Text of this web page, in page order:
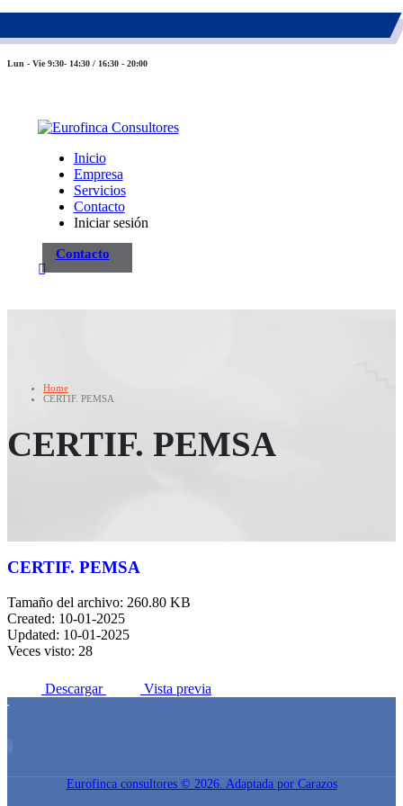
Lun - Vie 9:30- 14:30 / 16:30 - 20:00
Inicio
Empresa
Servicios
Contacto
Iniciar sesión
Contacto
Home
CERTIF. PEMSA
CERTIF. PEMSA
CERTIF. PEMSA
Tamaño del archivo: 260.80 KB
Created: 10-01-2025
Updated: 10-01-2025
Veces visto: 28
Descargar Vista previa
Eurofinca consultores © 2026. Adaptada por Carazos